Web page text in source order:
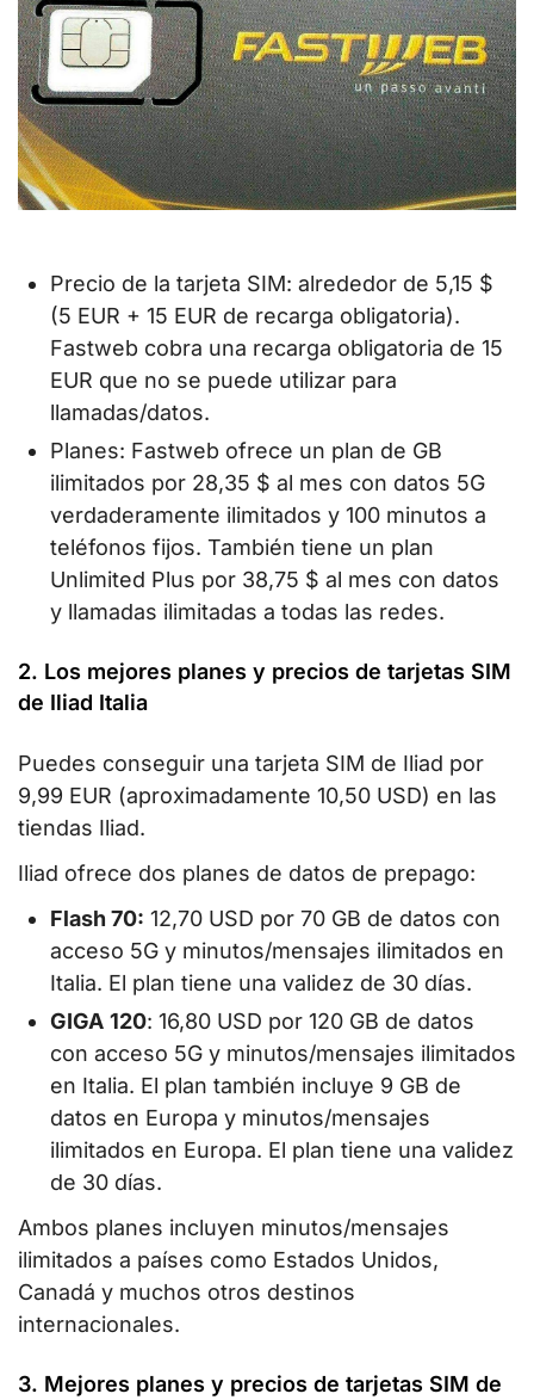
Precio de la tarjeta SIM: alrededor de 5,15 $
(5 EUR + 15 EUR de recarga obligatoria).
Fastweb cobra una recarga obligatoria de 15
EUR que no se puede utilizar para
llamadas/datos.
Planes: Fastweb ofrece un plan de GB
ilimitados por 28,35 $ al mes con datos 5G
verdaderamente ilimitados y 100 minutos a
teléfonos fijos. También tiene un plan
Unlimited Plus por 38,75 $ al mes con datos
y llamadas ilimitadas a todas las redes.
2. Los mejores planes y precios de tarjetas SIM
de Iliad Italia
Puedes conseguir una tarjeta SIM de Iliad por
9,99 EUR (aproximadamente 10,50 USD) en las
tiendas Iliad.
Iliad ofrece dos planes de datos de prepago:
Flash 70: 12,70 USD por 70 GB de datos con
acceso 5G y minutos/mensajes ilimitados en
Italia. El plan tiene una validez de 30 días.
GIGA 120: 16,80 USD por 120 GB de datos
con acceso 5G y minutos/mensajes ilimitados
en Italia. El plan también incluye 9 GB de
datos en Europa y minutos/mensajes
ilimitados en Europa. El plan tiene una validez
de 30 días.
Ambos planes incluyen minutos/mensajes
ilimitados a países como Estados Unidos,
Canadá y muchos otros destinos
internacionales.
3. Mejores planes y precios de tarjetas SIM de